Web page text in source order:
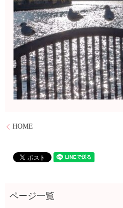
HOME